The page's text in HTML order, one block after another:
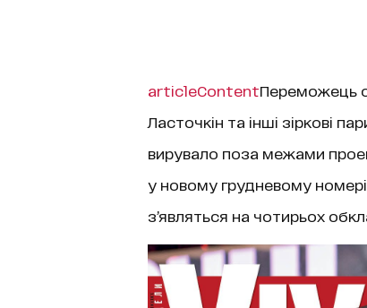
articleContentПереможець
Ласточкін та інші зіркові
вирувало поза межами
у новому грудневому
з’являться на чотирьох